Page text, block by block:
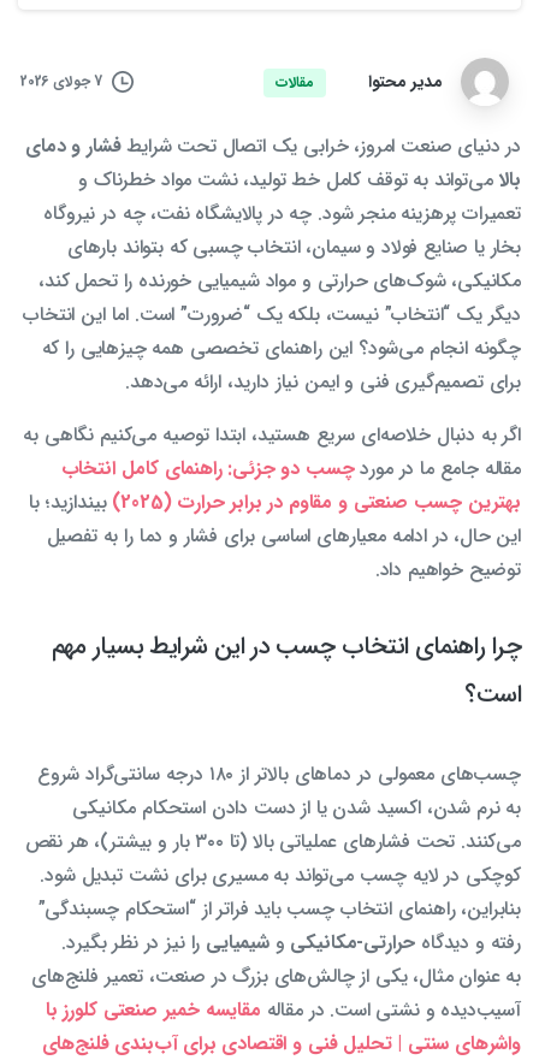
مدیر محتوا مقالات 7 جولای 2026
در دنیای صنعت امروز، خرابی یک اتصال تحت شرایطفشار و دمای
بالا می‌تواند به توقف کامل خط تولید، نشت مواد خطرناک و
تعمیرات پرهزینه منجر شود. چه در پالایشگاه نفت، چه در نیروگاه
بخار یا صنایع فولاد و سیمان، انتخاب چسبی که بتواند بارهای
مکانیکی، شوک‌های حرارتی و مواد شیمیایی خورنده را تحمل کند،
دیگر یک “انتخاب” نیست، بلکه یک “ضرورت” است. اما این انتخاب
چگونه انجام می‌شود؟ این راهنمای تخصصی همه چیزهایی را که
برای تصمیم‌گیری فنی و ایمن نیاز دارید، ارائه می‌دهد.
اگر به دنبال خلاصه‌ای سریع هستید، ابتدا توصیه می‌کنیم نگاهی به
مقاله جامع ما در موردچسب دو جزئی: راهنمای کامل انتخاب
بهترین چسب صنعتی و مقاوم در برابر حرارت (2025)
بیندازید؛ با
این حال، در ادامه معیارهای اساسی برای فشار و دما را به تفصیل
توضیح خواهیم داد.
چرا راهنمای انتخاب چسب در این شرایط بسیار مهم
است؟
چسب‌های معمولی در دماهای بالاتر از ۱۸۰ درجه سانتی‌گراد شروع
به نرم شدن، اکسید شدن یا از دست دادن استحکام مکانیکی
می‌کنند. تحت فشارهای عملیاتی بالا (تا ۳۰۰ بار و بیشتر)، هر نقص
کوچکی در لایه چسب می‌تواند به مسیری برای نشت تبدیل شود.
بنابراین، راهنمای انتخاب چسب باید فراتر از “استحکام چسبندگی”
رفته و دیدگاه حرارتی-مکانیکی وشیمیایی را نیز در نظر بگیرد.
به عنوان مثال، یکی از چالش‌های بزرگ در صنعت، تعمیر فلنج‌های
آسیب‌دیده و نشتی است. در مقاله مقایسه خمیر صنعتی کلورز با
واشرهای سنتی | تحلیل فنی و اقتصادی برای آب‌بندی فلنج‌های